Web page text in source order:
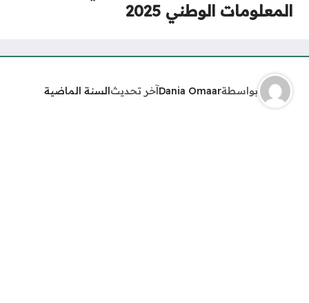
المعلومات الوطني 2025
بواسطةDania Omaarآخر تحديثالسنة الماضية